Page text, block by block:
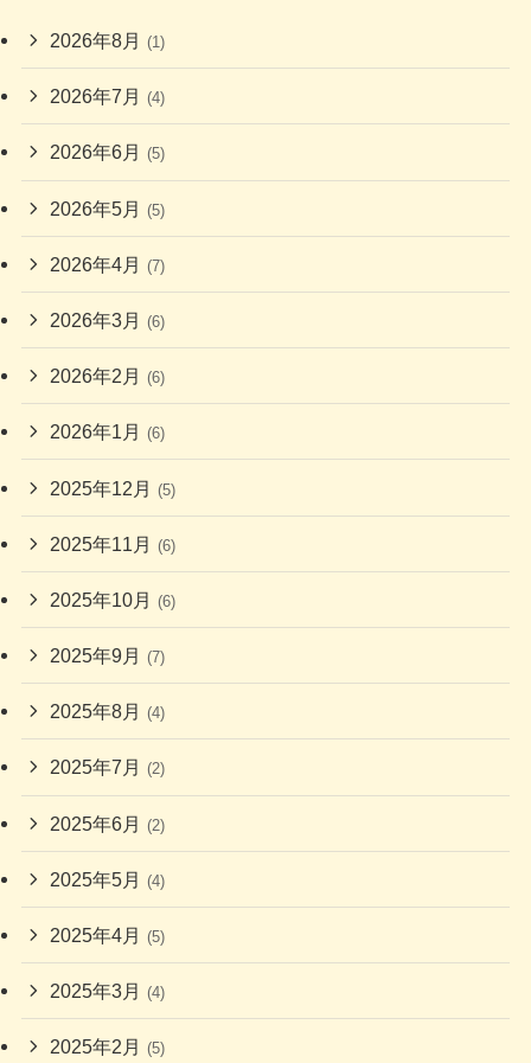
2026年8月 (1)
2026年7月 (4)
2026年6月 (5)
2026年5月 (5)
2026年4月 (7)
2026年3月 (6)
2026年2月 (6)
2026年1月 (6)
2025年12月 (5)
2025年11月 (6)
2025年10月 (6)
2025年9月 (7)
2025年8月 (4)
2025年7月 (2)
2025年6月 (2)
2025年5月 (4)
2025年4月 (5)
2025年3月 (4)
2025年2月 (5)